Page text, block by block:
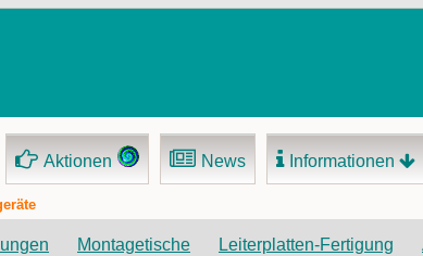
Aktionen News Informationen
Montagetische Leiterplatten-Fertigung